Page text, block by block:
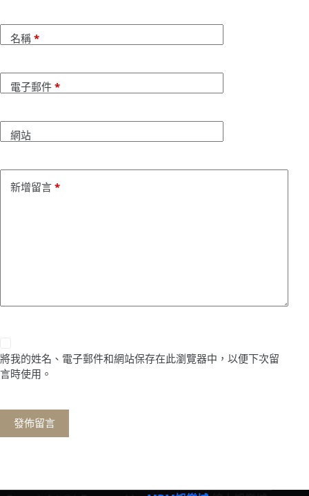
名稱 *
電子郵件 *
網站
新增留言 *
將我的姓名、電子郵件和網站保存在此瀏覽器中，以便下次留
言時使用。
發佈留言